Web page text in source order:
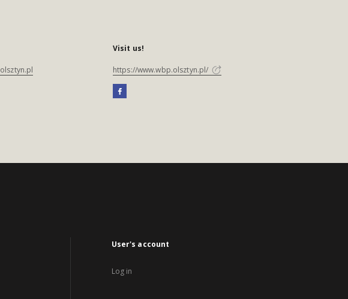
Visit us!
https://www.wbp.olsztyn.pl/
User's account
Log in